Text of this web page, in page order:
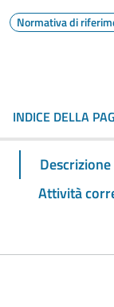
Normativa di
INDICE DELLA
Descrizione
Attività